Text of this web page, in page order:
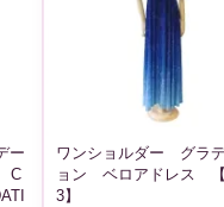
ー
C
ワンショルダー グラ
ョン ベロアドレス
3】